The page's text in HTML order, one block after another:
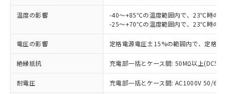
温度の影響
-40～+85℃の温度範囲内で、23℃時の
-25～+70℃の温度範囲内で、23℃時の
電圧の影響 定格電源電圧±15%の範囲内で、定格
絶縁抵抗 充電部一括とケース間: 50MΩ以上
耐電圧 充電部一括とケース間: AC1000V 50/
本サービスは、当社制御機器事業取扱
商品の当社在庫状況および標準価格
(税抜)を提供させていただくもので
当社制御機器事業取扱商品の中には、
本サービスの対象外となる商品もある
ことをご了承ください。
在庫状況および標準価格照会結果は、
調査・確認中：EU RoHS指令（10物質）の
非含有の対応状況を調査中または確認中の
非該当品：ライセンス料など無形物で、有
害物質有無と関係のない商品です。
いたものが、含有品と判明した場合などや
むを得ず変更することがあります。
※1 中国RoHS○×表
「○」：最大均質材料含有率が中国RoHSの
基準値以下であることを示します。
「×」：最大均質材料含有率が中国RoHSの
基準値を超えていることを示します。
為替および外国貿易法に定める商品
（以下｢規制貨物等」という）を輸出